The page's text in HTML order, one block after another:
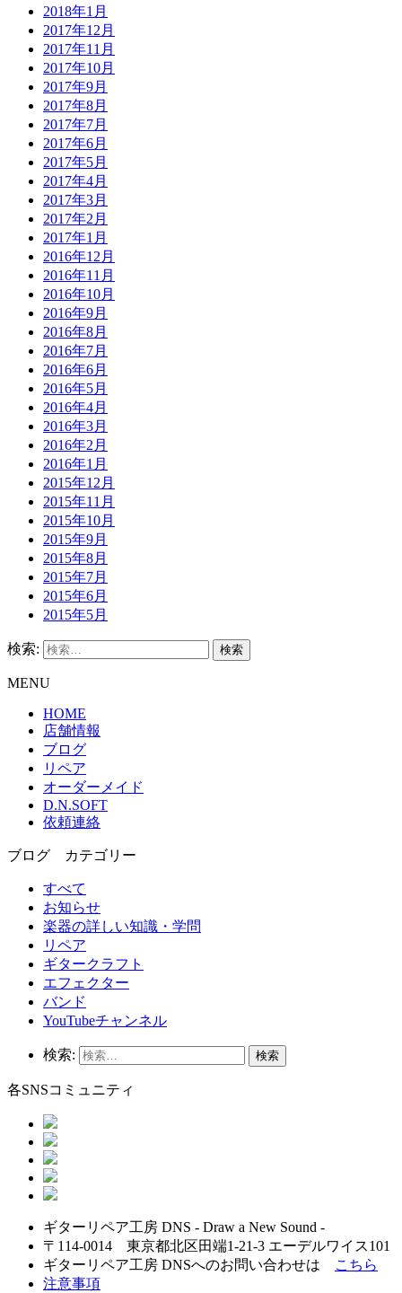
2018年1月
2017年12月
2017年11月
2017年10月
2017年9月
2017年8月
2017年7月
2017年6月
2017年5月
2017年4月
2017年3月
2017年2月
2017年1月
2016年12月
2016年11月
2016年10月
2016年9月
2016年8月
2016年7月
2016年6月
2016年5月
2016年4月
2016年3月
2016年2月
2016年1月
2015年12月
2015年11月
2015年10月
2015年9月
2015年8月
2015年7月
2015年6月
2015年5月
検索:
MENU
HOME
店舗情報
ブログ
リペア
オーダーメイド
D.N.SOFT
依頼連絡
ブログ カテゴリー
すべて
お知らせ
楽器の詳しい知識・学問
リペア
ギタークラフト
エフェクター
バンド
YouTubeチャンネル
検索:
各SNSコミュニティ
ギターリペア工房 DNS - Draw a New Sound -
〒114-0014 東京都北区田端1-21-3 エーデルワイス101
ギターリペア工房 DNSへのお問い合わせは
こちら
注意事項